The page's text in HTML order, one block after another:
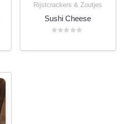
Rijstcrackers & Zoutjes
Sushi Cheese
uit